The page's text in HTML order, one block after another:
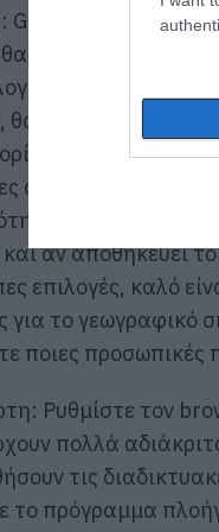
χρειαστεί να
σε μία
πρέπει να πάτε
και τα
αναζητήσεις σας,
θα
αν αποθηκεύει
επιλογές, καλό
για το γεωγραφικό
ποιες προσωπικές
Ρυθμίστε τον
πολλά
τις
το πρόγραμμα